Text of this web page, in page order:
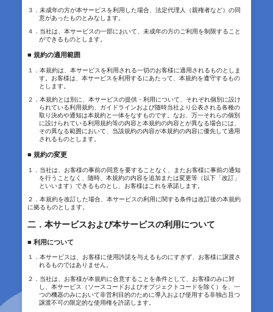
３．未成年の方が本サービスを利用した場合、法定代理人（親権者など）の同
意があったものとみなします。
４．当社は、本サービスの一部において、未成年の方のご利用を制限すること
ができるものとします。
■ 規約の適用範囲
１．本規約は、本サービスを利用される一切のお客様に適用されるものとしま
す。お客様は、本サービスを利用するにあたって、本規約を遵守するもの
とします。
２．本規約とは別に、本サービスの提供・利用について、それぞれ個別に設け
られている利用規約、ガイドラインおよび随時当社より公表される各種の
取り決めや通知は本規約と一体をなすものです。なお、万一それらの個別
に設けられている利用規約等の内容と本規約の内容とが異なる場合には、
その異なる範囲において、当該規約の内容が本規約の内容に優先して適用
されるものとします。
■ 規約の変更
１．当社は、お客様の事前の同意を要することなく、またお客様に事前の通知
を行うことなく、随時、本規約の内容を追加または変更等（以下「改訂」
といいます）できるものとし、お客様はこれを承諾します。
２．本規約を改訂した場合、本サービスの利用に関する条件は改訂後の本規約
に拠るものとします。
二．本サービスおよび本サービスの利用について
■ 利用について
１．本サービスは、お客様に使用許諾を与えるものにすぎず、お客様に譲渡さ
れるものではありません。
２．当社は、お客様が本規約に合意することを条件として、お客様のみに対
し、本サービス（ソースコードおよびオブジェクトコードを除く）を、一
つの機器のみにおいて非営利目的のために導入および使用する非独占且つ
譲渡不可の限定的な使用権を許諾します。